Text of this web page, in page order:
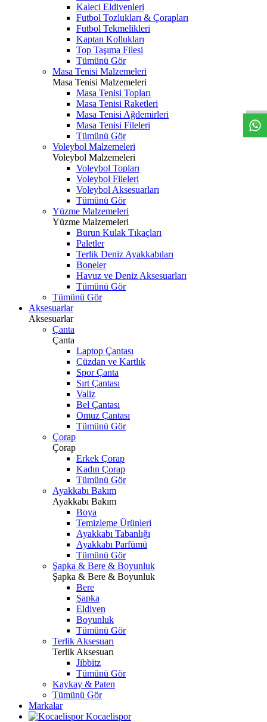
Kaleci Eldivenleri
Futbol Tozlukları & Çorapları
Futbol Tekmelikleri
Kaptan Kollukları
Top Taşıma Filesi
Tümünü Gör
Masa Tenisi Malzemeleri
Masa Tenisi Malzemeleri
Masa Tenisi Topları
Masa Tenisi Raketleri
Masa Tenisi Ağdemirleri
Masa Tenisi Fileleri
Tümünü Gör
Voleybol Malzemeleri
Voleybol Malzemeleri
Voleybol Topları
Voleybol Fileleri
Voleybol Aksesuarları
Tümünü Gör
Yüzme Malzemeleri
Yüzme Malzemeleri
Burun Kulak Tıkaçları
Paletler
Terlik Deniz Ayakkabıları
Boneler
Havuz ve Deniz Aksesuarları
Tümünü Gör
Tümünü Gör
Aksesuarlar
Aksesuarlar
Çanta
Çanta
Laptop Çantası
Cüzdan ve Kartlık
Spor Çanta
Sırt Çantası
Valiz
Bel Çantası
Omuz Çantası
Tümünü Gör
Çorap
Çorap
Erkek Çorap
Kadın Çorap
Tümünü Gör
Ayakkabı Bakım
Ayakkabı Bakım
Boya
Temizleme Ürünleri
Ayakkabı Tabanlığı
Ayakkabı Parfümü
Tümünü Gör
Şapka & Bere & Boyunluk
Şapka & Bere & Boyunluk
Bere
Şapka
Eldiven
Boyunluk
Tümünü Gör
Terlik Aksesuarı
Terlik Aksesuarı
Jibbitz
Tümünü Gör
Kaykay & Paten
Tümünü Gör
Markalar
Kocaelispor